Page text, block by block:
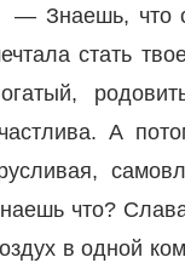
— Знаешь, что
стать
А
что?
в одной